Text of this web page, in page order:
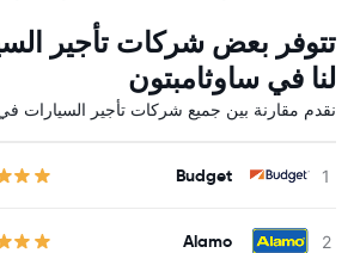
تتوفر بعض شركات تأجير
لنا في ساوثامبتون
نقدم مقارنة بين جميع شركات تأجير السيارات
Budget
Alamo